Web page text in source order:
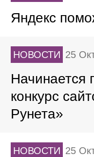
Яндекс
НОВОСТИ 25
Начинается
конкурс
Рунета»
НОВОСТИ 25